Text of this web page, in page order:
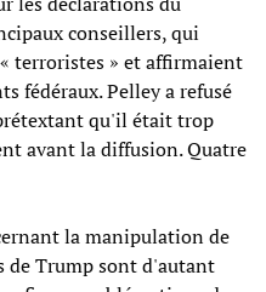
conseillers, qui
terroristes » et affirmaient
fédéraux. Pelley a refusé
qu'il était trop
avant la diffusion. Quatre
la manipulation de
Trump sont d'autant